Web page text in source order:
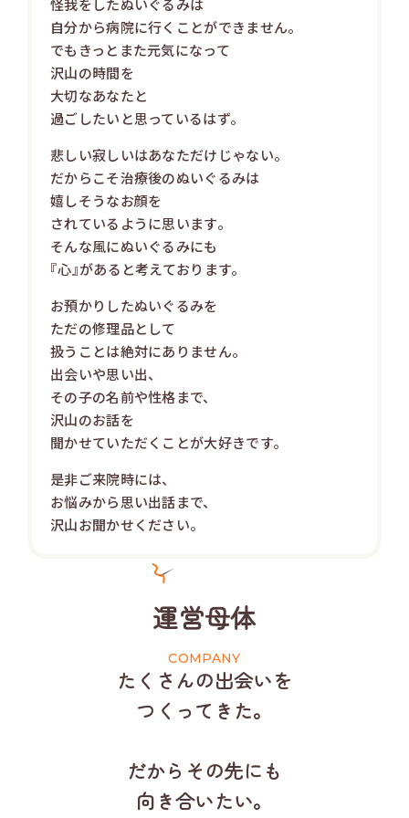
怪我をしたぬいぐるみは
自分から病院に行くことができません。
でもきっとまた元気になって
沢山の時間を
大切なあなたと
過ごしたいと思っているはず。
悲しい寂しいはあなただけじゃない。
だからこそ治療後のぬいぐるみは
嬉しそうなお顔を
されているように思います。
そんな風にぬいぐるみにも
『心』があると考えております。
お預かりしたぬいぐるみを
ただの修理品として
扱うことは絶対にありません。
出会いや思い出、
その子の名前や性格まで、
沢山のお話を
聞かせていただくことが大好きです。
是非ご来院時には、
お悩みから思い出話まで、
沢山お聞かせください。
運営母体
たくさんの出会いを
つくってきた。
だからその先にも
向き合いたい。